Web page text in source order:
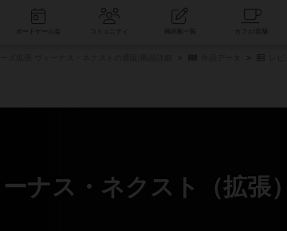
コミュニティ
ナス・ネクスト（拡張）